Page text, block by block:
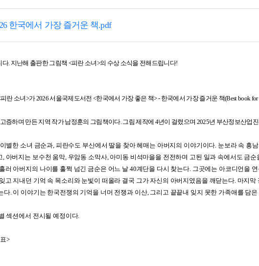
한국에서 가장 즐거운 책.pdf
. 지난해 출판한 그림책 <피란 소녀>의 수상 소식을 전해드립니다!
란 소녀>가 2026 서울국제도서전 <한국에서 가장 좋은 책> - 한국에서 가장 즐거운 책(Best book for
증하며 만든 지역 작가 남정훈의 그림책이다. 그림 제작에 4년이 걸렸으며 2025년 부산정보산업
별한 소녀 금순과, 피란수도 부산에서 딸을 찾아 헤매는 아버지의 이야기이다. 눈보라 속 흥
아버지는 보수천 움막, 우암동 소막사, 아미동 비석마을을 전전하며 고된 일과 속에서도 금
러 아버지의 나이를 훌쩍 넘긴 금순은 어느 날 40계단을 다시 찾는다. 그곳에는 아코디언을
고 지내던 기억 속 목소리와 눈빛이 떠올라 결국 그가 자신의 아버지였음을 깨닫는다. 마지
다. 이 이야기는 한국전쟁의 기억을 너머 전쟁과 이산, 그리고 끝끝내 잊지 못한 가족애를 담
섹션에서 전시될 예정이다.
>